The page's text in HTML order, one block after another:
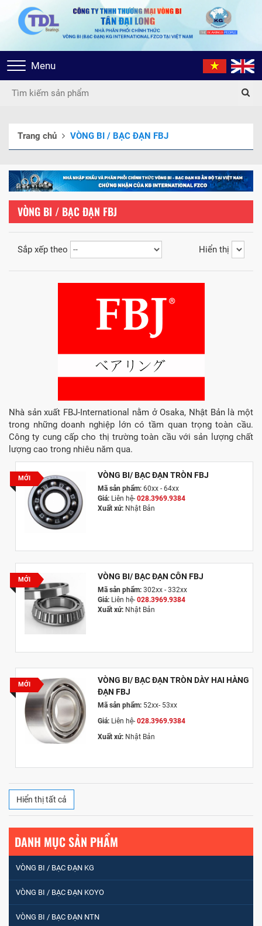
Toggle
navigation
Menu
Trang chủ VÒNG BI / BẠC ĐẠN FBJ
VÒNG BI / BẠC ĐẠN FBJ
Sắp xếp theo Hiển thị
Nhà sản xuất FBJ-International nằm ở Osaka, Nhật Bản là một
trong những doanh nghiệp lớn có tầm quan trọng toàn cầu.
Công ty cung cấp cho thị trường toàn cầu với sản lượng chất
lượng cao trong nhiêu năm qua.
MỚI VÒNG BI/ BẠC ĐẠN TRÒN FBJ
Mã sản phẩm:60xx - 64xx
Giá:Liên hệ- 028.3969.9384
Xuất xứ:Nhật Bản
MỚI VÒNG BI/ BẠC ĐẠN CÔN FBJ
Mã sản phẩm:302xx - 332xx
Giá:Liên hệ- 028.3969.9384
Xuất xứ:Nhật Bản
MỚI
VÒNG BI/ BẠC ĐẠN TRÒN DÀY HAI HÀNG
ĐẠN FBJ
Mã sản phẩm:52xx- 53xx
Giá:Liên hệ- 028.3969.9384
Xuất xứ:Nhật Bản
Hiển thị tất cả
DANH MỤC SẢN PHẨM
VÒNG BI / BẠC ĐẠN KG
VÒNG BI / BẠC ĐẠN KOYO
VÒNG BI / BẠC ĐẠN NTN